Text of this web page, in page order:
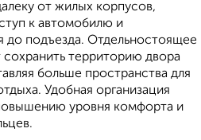
от жилых корпусов,
к автомобилю и
до подъезда. Отдельностоящее
территорию двора
больше пространства для
Удобная организация
уровня комфорта и